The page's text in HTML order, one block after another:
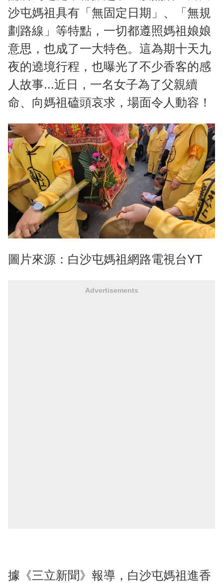
沙屯媽祖具有「無固定日期」、「無規
劃路線」等特點，一切都遵照媽祖娘娘
意思，也成了一大特色。這為期十天九
夜的遶境行程，也曝光了不少香客的感
人故事...近日，一名女子為了父親續
命、向媽祖磕頭哀求，場面令人動容！
圖片來源：白沙屯媽祖網路電視台YT
Advertisements
據《三立新聞》報導，白沙屯媽祖進香